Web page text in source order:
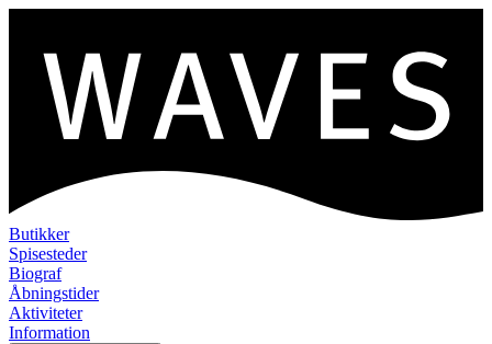
Butikker
Spisesteder
Biograf
Åbningstider
Aktiviteter
Information